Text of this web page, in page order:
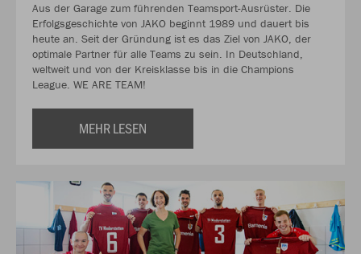
Aus der Garage zum führenden Teamsport-Ausrüster. Die
Erfolgsgeschichte von JAKO beginnt 1989 und dauert bis
heute an. Seit der Gründung ist es das Ziel von JAKO, der
optimale Partner für alle Teams zu sein. In Deutschland,
weltweit und von der Kreisklasse bis in die Champions
League. WE ARE TEAM!
MEHR LESEN